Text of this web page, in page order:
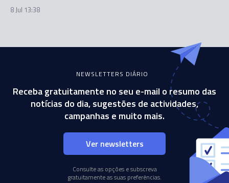
8 Jul 13:38
NEWSLETTERS DIÁRIO
Receba gratuitamente no seu e-mail o resumo das
notícias do dia, sugestões de actividades,
campanhas e muito mais.
Ver newsletters
Consulte as opções e subscreva
gratuitamente as suas preferências.